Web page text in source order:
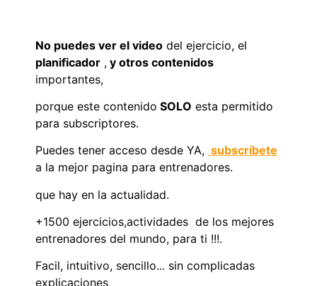
No puedes ver el video del ejercicio, el
planificador , y otros contenidos
importantes,
porque este contenido SOLO esta permitido
para subscriptores.
Puedes tener acceso desde YA, subscríbete
a la mejor pagina para entrenadores.
que hay en la actualidad.
+1500 ejercicios,actividades de los mejores
entrenadores del mundo, para ti !!!.
Facil, intuitivo, sencillo... sin complicadas
explicaciones